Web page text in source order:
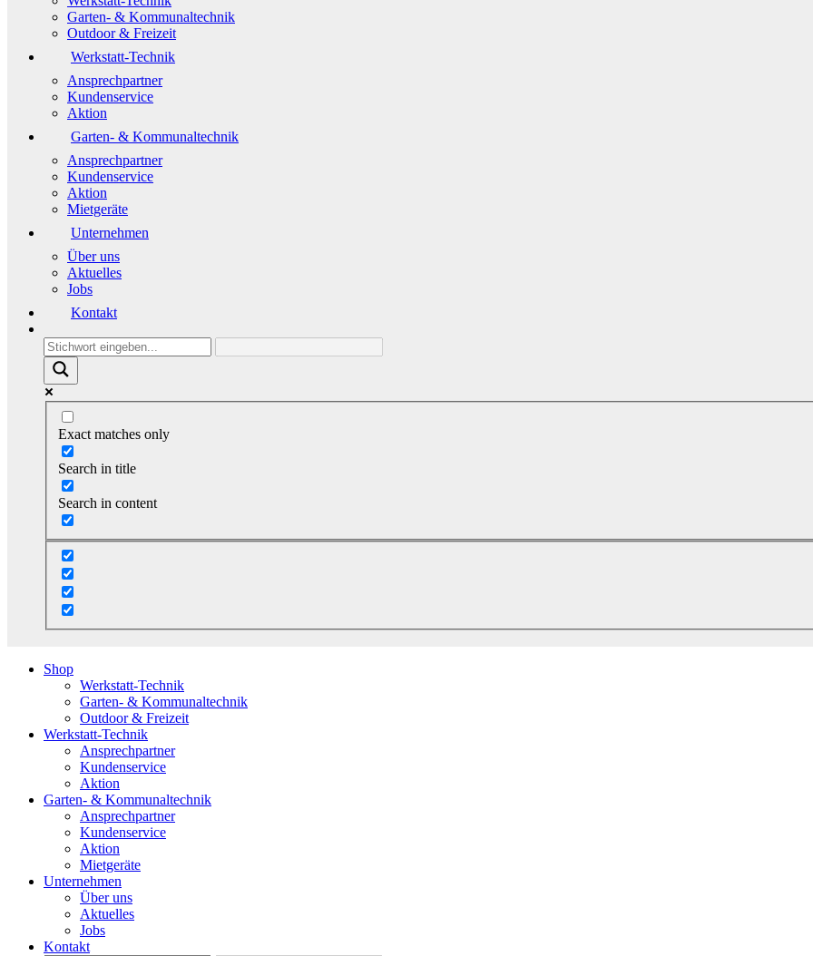
Garten- & Kommunaltechnik
Outdoor & Freizeit
Werkstatt-Technik
Ansprechpartner
Kundenservice
Aktion
Garten- & Kommunaltechnik
Ansprechpartner
Kundenservice
Aktion
Mietgeräte
Unternehmen
Über uns
Aktuelles
Jobs
Kontakt
Exact matches only
Search in title
Search in content
Shop
Werkstatt-Technik
Garten- & Kommunaltechnik
Outdoor & Freizeit
Werkstatt-Technik
Ansprechpartner
Kundenservice
Aktion
Garten- & Kommunaltechnik
Ansprechpartner
Kundenservice
Aktion
Mietgeräte
Unternehmen
Über uns
Aktuelles
Jobs
Kontakt